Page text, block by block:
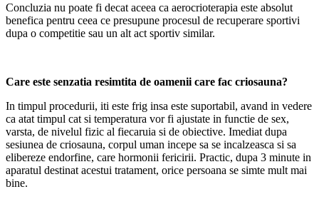
Concluzia nu poate fi decat aceea ca aerocrioterapia este absolut
benefica pentru ceea ce presupune procesul de recuperare sportivi
dupa o competitie sau un alt act sportiv similar.
Care este senzatia resimtita de oamenii care fac criosauna?
In timpul procedurii, iti este frig insa este suportabil, avand in vedere
ca atat timpul cat si temperatura vor fi ajustate in functie de sex,
varsta, de nivelul fizic al fiecaruia si de obiective. Imediat dupa
sesiunea de criosauna, corpul uman incepe sa se incalzeasca si sa
elibereze endorfine, care hormonii fericirii. Practic, dupa 3 minute in
aparatul destinat acestui tratament, orice persoana se simte mult mai
bine.